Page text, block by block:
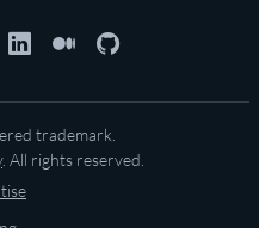
trademark.
. All rights reserved.